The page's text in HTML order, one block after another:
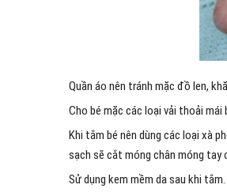
Quần áo nên tránh mặc đồ len,
Cho bé mặc các loại vải thoải
Khi tắm bé nên dùng các loại xà
sạch sẽ cắt móng chân móng tay
Sử dụng kem mềm da sau khi tắm.